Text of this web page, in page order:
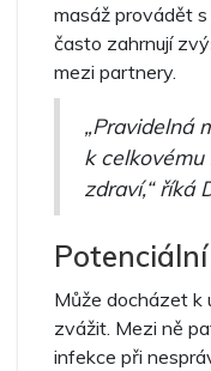
masáž provádět
často zahrnují
mezi partnery.
„Pravidelná
k
zdraví,“ říká
Může docházet k
zvážit. Mezi ně
infekce při